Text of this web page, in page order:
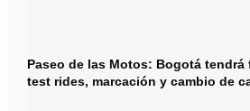
Paseo de las Motos: Bogotá
test rides, marcación y cambio de